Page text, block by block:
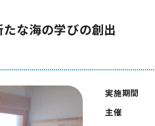
な海の学びの創出
実施期間
主催